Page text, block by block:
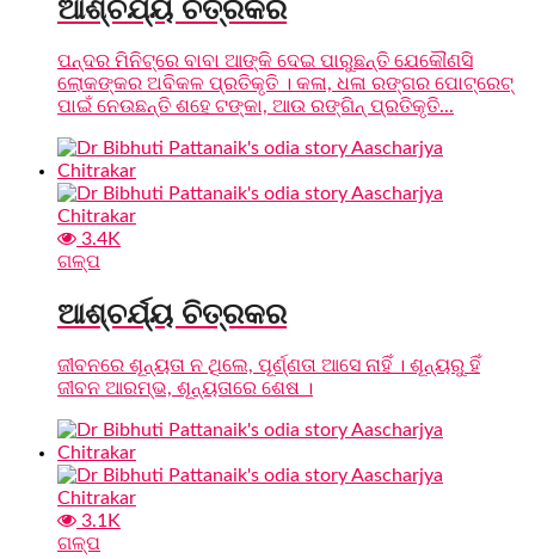
ଆଶ୍ଚର୍ଯ୍ୟ ଚିତ୍ରକର
ପନ୍ଦର ମିନିଟ୍‌ରେ ବାବା ଆଙ୍କି ଦେଇ ପାରୁଛନ୍ତି ଯେକୌଣସି
ଲୋକଙ୍କର ଅବିକଳ ପ୍ରତିକୃତି । କଳା, ଧଳା ରଙ୍ଗର ପୋଟ୍ରେଟ୍
ପାଇଁ ନେଉଛନ୍ତି ଶହେ ଟଙ୍କା, ଆଉ ରଙ୍ଗିନ୍ ପ୍ରତିକୃତି...
3.4K
ଗଳ୍ପ
ଆଶ୍ଚର୍ଯ୍ୟ ଚିତ୍ରକର
ଜୀବନରେ ଶୂନ୍ୟତା ନ ଥିଲେ, ପୂର୍ଣ୍ଣତା ଆସେ ନାହିଁ । ଶୂନ୍ୟରୁ ହିଁ
ଜୀବନ ଆରମ୍ଭ, ଶୂନ୍ୟତାରେ ଶେଷ ।
3.1K
ଗଳ୍ପ